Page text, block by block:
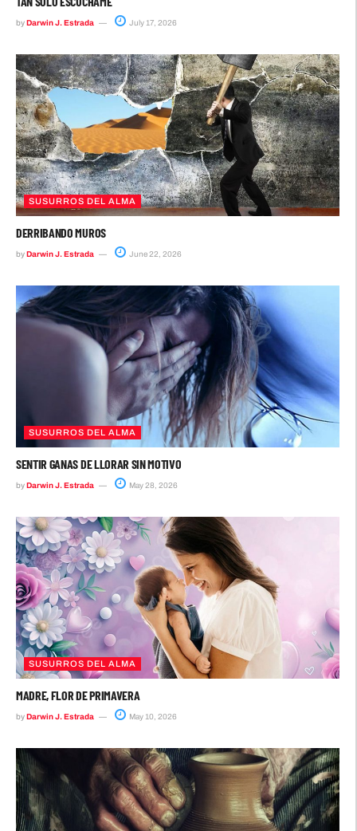
byDarwin J. Estrada July 17, 2026
SUSURROS DEL ALMA
DERRIBANDO MUROS
byDarwin J. Estrada June 22, 2026
SUSURROS DEL ALMA
SENTIR GANAS DE LLORAR SIN MOTIVO
byDarwin J. Estrada May 28, 2026
SUSURROS DEL ALMA
MADRE, FLOR DE PRIMAVERA
byDarwin J. Estrada May 10, 2026